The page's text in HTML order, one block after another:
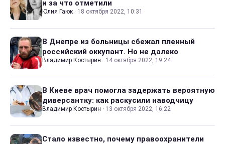
и за что отметили
Юлия Гаюк · 18 октября 2022, 10:31
В Днепре из больницы сбежал пленный
российский оккупант. Но не далеко
Владимир Костырин · 14 октября 2022, 19:24
В Киеве врач помогла задержать вероятную
диверсантку: как раскусили наводчицу
Владимир Костырин · 13 октября 2022, 16:22
Стало известно, почему правоохранители